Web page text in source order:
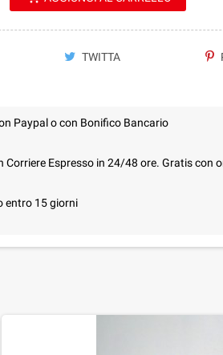
TWITTA
Paypal o con Bonifico Bancario
Corriere Espresso in 24/48 ore. Gratis con
entro 15 giorni